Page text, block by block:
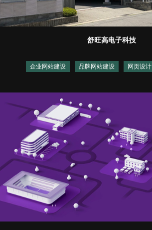
舒旺高电子科技
企业网站建设 品牌网站建设 网页设计